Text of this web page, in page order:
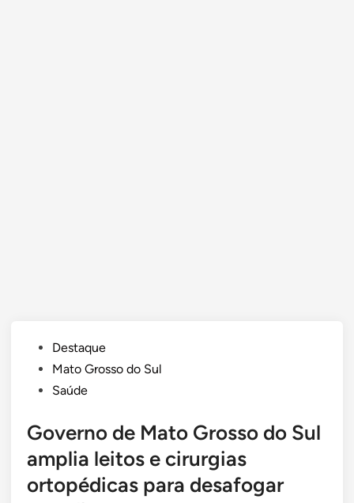
PostedDestaque
Mato Grosso do Sul
Saúde
Governo de Mato Grosso do Sul
amplia leitos e cirurgias
ortopédicas para desafogar